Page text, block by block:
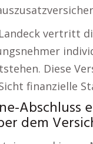
vertritt
Diese
finanzielle
Abschluss
dem